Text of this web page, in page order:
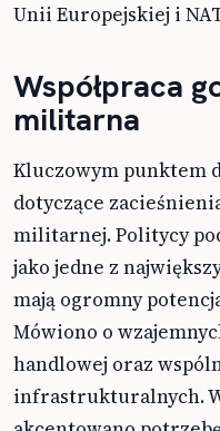
Unii Europejskiej i
Współpraca
militarna
Kluczowym punktem
dotyczące
militarnej. Politycy
jako jedne z
mają ogromny
Mówiono o
handlowej oraz
infrastrukturalnych.